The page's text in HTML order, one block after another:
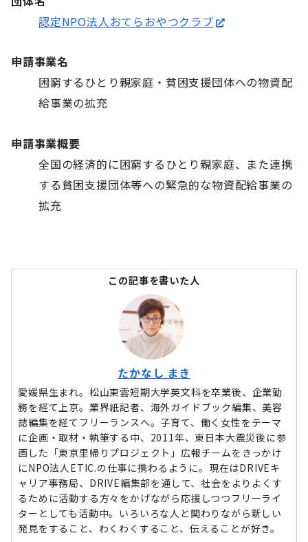
認定NPO法人おてらおやつクラブ
申請事業名
困窮するひとり親家庭・貧困支援団体への物資配
給事業の拡充
申請事業概要
全国の経済的に困窮するひとり親家庭、また連携
する貧困支援団体等への緊急的な物資配給事業の
拡充
この記事を書いた人
たかなし まき
愛媛県生まれ。松山東雲短期大学英文科を卒業後、企業勤
務を経て上京。業界紙記者、海外ガイドブック編集、美容
誌編集を経てフリーランスへ。子育て、働く女性をテーマ
に企画・取材・執筆する中、2011年、東日本大震災後に参
画した「東京里帰りプロジェクト」広報チームをきっかけ
にNPO法人ETIC.の仕事に携わるように。現在はDRIVEキ
ャリア事務局、DRIVE編集部を通して、社会をよりよくす
るために活動する方々をかげながら応援しつつフリーライ
ターとしても活動中。いろいろな人と関わりながら新しい
発見をすること、わくわくすること、伝えることが好き。